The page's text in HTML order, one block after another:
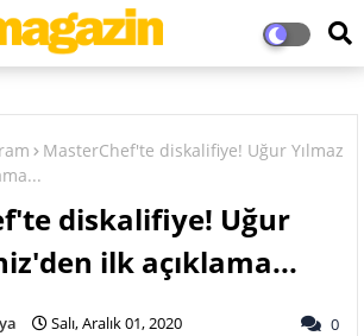
MasterChef'te diskalifiye! Uğur Yılmaz
diskalifiye! Uğur
ilk açıklama...
Salı, Aralık 01, 2020 0